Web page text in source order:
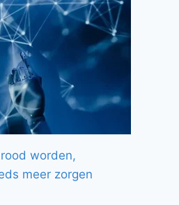
worden,
meer zorgen